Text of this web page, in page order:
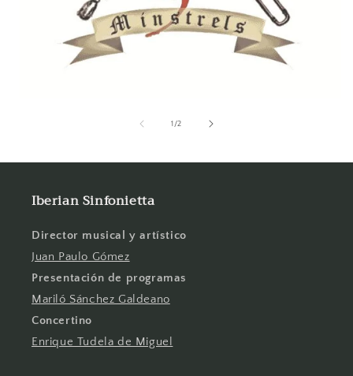
1 /de
2
Iberian Sinfonietta
Director musical y artístico
Juan Paulo Gómez
Presentación de programas
Mariló Sánchez Galdeano
Concertino
Enrique Tudela de Miguel